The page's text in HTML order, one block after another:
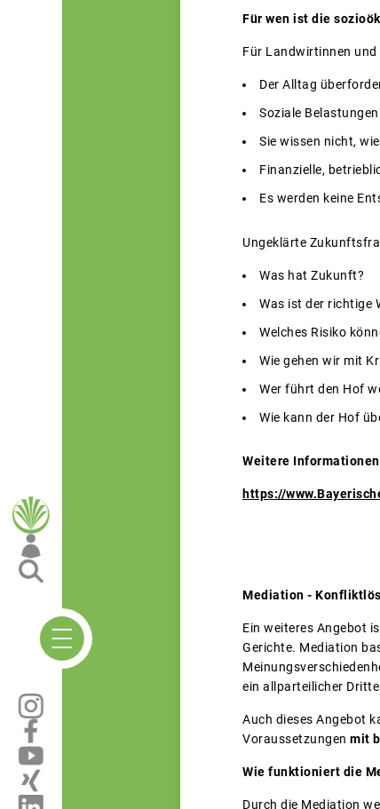
Für wen ist die
Für Landwirtinnen
Der Alltag
Soziale
Sie wissen nicht,
Finanzielle,
Es werden keine
Ungeklärte
Was hat Zukunft?
Was ist der richtige
Welches Risiko
Wie gehen wir mit
Wer führt den Hof
Wie kann der Hof
Weitere
https://
Mediation -
Ein weiteres Angebot
Gerichte. Mediation
ein allparteilicher
Auch dieses Angebot
Voraussetzungen mit
Wie funktioniert die
Durch die Mediation